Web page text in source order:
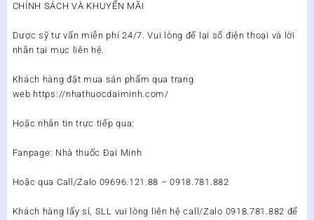
CHÍNH SÁCH VÀ KHUYẾN MÃI
Dược sỹ tư vấn miễn phí 24/7. Vui lòng để lại số điện thoại và lời
nhắn tại mục liên hệ.
Khách hàng đặt mua sản phẩm qua trang
web https://nhathuocdaiminh.com/
Hoặc nhắn tin trực tiếp qua:
Fanpage: Nhà thuốc Đại Minh
Hoặc qua Call/Zalo 09696.121.88 – 0918.781.882
Khách hàng lấy sỉ, SLL vui lòng liên hệ call/Zalo 0918.781.882 để